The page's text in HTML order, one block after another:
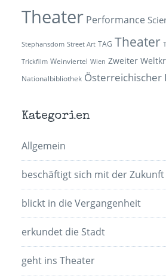
Theater Performance
Stephansdom Street Art TAG Theater
Trickfilm Weinviertel Wien Zweiter
Nationalbibliothek Österreichischer
Kategorien
Allgemein
beschäftigt sich mit der Zukunft
blickt in die Vergangenheit
erkundet die Stadt
geht ins Theater